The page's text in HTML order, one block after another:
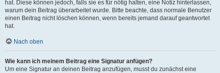
hat. Diese können jedoch, falls sie es für nötig halten, eine Notiz hinterlassen,
warum dein Beitrag überarbeitet wurde. Bitte beachte, dass normale Benutzer
einen Beitrag nicht löschen können, wenn bereits jemand darauf geantwortet
hat.
Nach oben
Wie kann ich meinem Beitrag eine Signatur anfügen?
Um eine Signatur an deinen Beitrag anzufügen, musst du zunächst eine